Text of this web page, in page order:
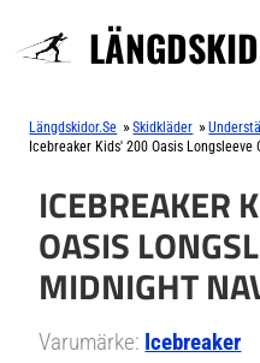
Längdskidor.se »Skidkläder »Underställ
Icebreaker Kids' 200 Oasis
ICEBREAKER
OASIS
MIDNIGHT
Varumärke: Icebreaker